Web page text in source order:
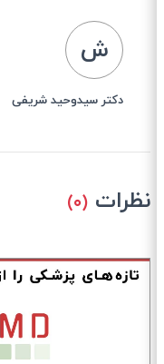
ش
دکتر سیدوحید شریفی
نظرات